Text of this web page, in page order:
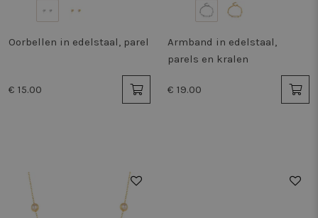
Oorbellen in edelstaal, parel
€ 15.00
Armband in edelstaal,
parels en kralen
€ 19.00